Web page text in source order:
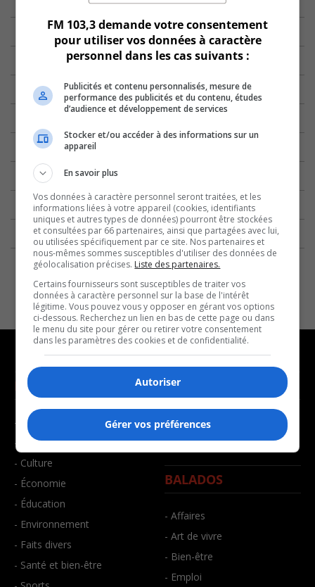
NOUVELLES
- Affaires municipales
- Communauté / Social
- Culture
- Économie
- Éducation
- Environnement
- Faits divers
- Santé et bien-être
MUSIQUE
- Décompte franco
- Joué récemment
BALADOS
- Affaires
- Art de vivre
- Bien-être
- Emploi
FM 103,3 demande votre consentement
pour utiliser vos données à caractère
personnel dans les cas suivants :
Publicités et contenu personnalisés, mesure de
performance des publicités et du contenu, études
d’audience et développement de services
Stocker et/ou accéder à des informations sur un
appareil
En savoir plus
Vos données à caractère personnel seront traitées, et les
informations liées à votre appareil (cookies, identifiants
uniques et autres types de données) pourront être stockées
et consultées par 66 partenaires, ainsi que partagées avec lui,
ou utilisées spécifiquement par ce site. Nos partenaires et
nous-mêmes sommes susceptibles d'utiliser des données de
géolocalisation précises. Liste des partenaires.
Certains fournisseurs sont susceptibles de traiter vos
données à caractère personnel sur la base de l'intérêt
légitime. Vous pouvez vous y opposer en gérant vos options
ci-dessous. Recherchez un lien en bas de cette page ou dans
le menu du site pour gérer ou retirer votre consentement
dans les paramètres des cookies et de confidentialité.
Autoriser
Gérer vos préférences